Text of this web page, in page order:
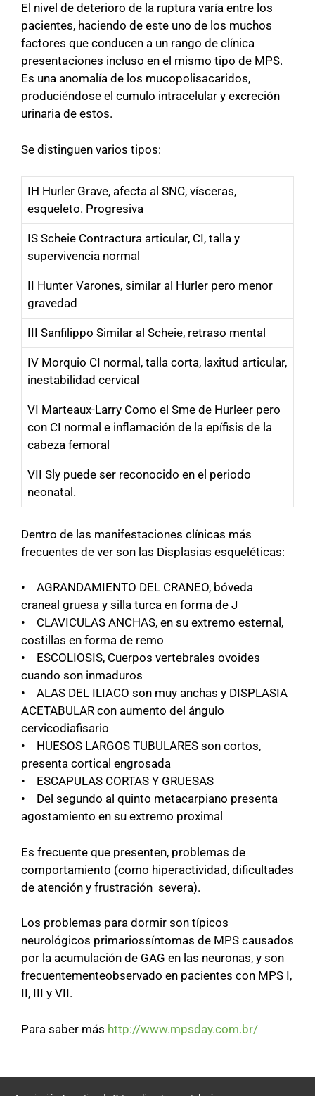
El nivel de deterioro de la ruptura varía entre los
pacientes, haciendo de este uno de los muchos
factores que conducen a un rango de clínica
presentaciones incluso en el mismo tipo de MPS.
Es una anomalía de los mucopolisacaridos,
produciéndose el cumulo intracelular y excreción
urinaria de estos.
Se distinguen varios tipos:
IH Hurler Grave, afecta al SNC, vísceras,
esqueleto. Progresiva
IS Scheie Contractura articular, CI, talla y
supervivencia normal
II Hunter Varones, similar al Hurler pero menor
gravedad
III Sanfilippo Similar al Scheie, retraso mental
IV Morquio CI normal, talla corta, laxitud articular,
inestabilidad cervical
VI Marteaux-Larry Como el Sme de Hurleer pero
con CI normal e inflamación de la epífisis de la
cabeza femoral
VII Sly puede ser reconocido en el periodo
neonatal.
Dentro de las manifestaciones clínicas más
frecuentes de ver son las Displasias esqueléticas:
• AGRANDAMIENTO DEL CRANEO, bóveda
craneal gruesa y silla turca en forma de J
• CLAVICULAS ANCHAS, en su extremo esternal,
costillas en forma de remo
• ESCOLIOSIS, Cuerpos vertebrales ovoides
cuando son inmaduros
• ALAS DEL ILIACO son muy anchas y DISPLASIA
ACETABULAR con aumento del ángulo
cervicodiafisario
• HUESOS LARGOS TUBULARES son cortos,
presenta cortical engrosada
• ESCAPULAS CORTAS Y GRUESAS
• Del segundo al quinto metacarpiano presenta
agostamiento en su extremo proximal
Es frecuente que presenten, problemas de
comportamiento (como hiperactividad, dificultades
de atención y frustración severa).
Los problemas para dormir son típicos
neurológicos primariossíntomas de MPS causados
por la acumulación de GAG en las neuronas, y son
frecuentementeobservado en pacientes con MPS I,
II, III y VII.
Para saber más http://www.mpsday.com.br/